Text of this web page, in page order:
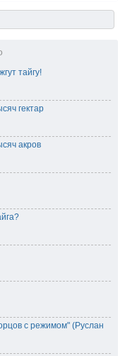
тайгу!
гектар
акров
с режимом" (Руслан